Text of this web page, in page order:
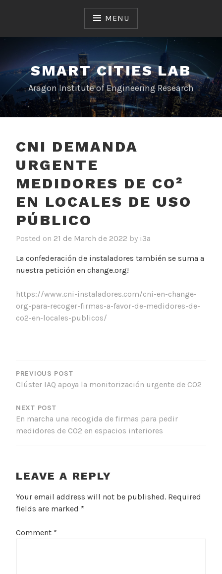
MENU
SMART CITIES LAB
Aragon Institute of Engineering Research
CNI DEMANDA
URGENTE
MEDIDORES DE CO²
EN LOCALES DE USO
PÚBLICO
Posted on 21 de March de 2022 by i3a
La confederación de instaladores también se suma a
nuestra petición en change.org!
https://www.cni-instaladores.com/cni-en-change-
org-para-recoger-firmas-a-favor-de-medidores-de-
co2-en-locales-publicos/
POST
NAVIGATION
PREVIOUS POST
Clúster IAQ apoya la monitorización urgente de CO2
NEXT POST
En marcha una recogida de firmas para pedir
medidores de CO2 en espacios interiores
LEAVE A REPLY
Your email address will not be published. Required
fields are marked *
Comment *